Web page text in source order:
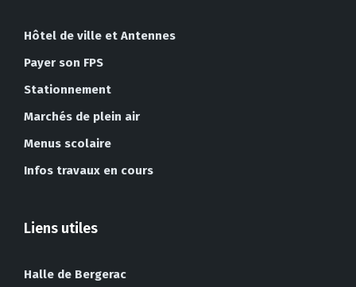
Hôtel de ville et Antennes
Payer son FPS
Stationnement
Marchés de plein air
Menus scolaire
Infos travaux en cours
Liens utiles
Halle de Bergerac